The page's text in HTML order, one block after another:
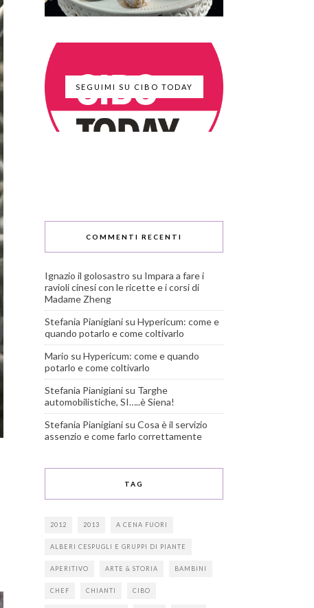
SEGUIMI SU CIBO TODAY
COMMENTI RECENTI
Ignazio il golosastro su Impara a fare i
ravioli cinesi con le ricette e i corsi di
Madame Zheng
Stefania Pianigiani su Hypericum: come e
quando potarlo e come coltivarlo
Mario su Hypericum: come e quando
potarlo e come coltivarlo
Stefania Pianigiani su Targhe
automobilistiche, SI…..è Siena!
Stefania Pianigiani su Cosa è il servizio
assenzio e come farlo correttamente
TAG
2012 2013 A CENA FUORI
ALBERI CESPUGLI E GRUPPI DI PIANTE
APERITIVO ARTE & STORIA BAMBINI
CHEF CHIANTI CIBO